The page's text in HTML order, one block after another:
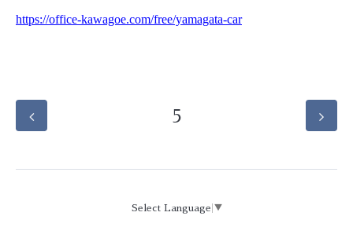
https://office-kawagoe.com/free/yamagata-car
5
Select Language ▼